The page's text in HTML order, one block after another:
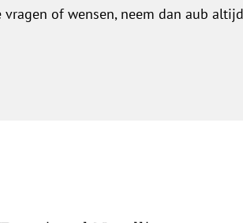
of wensen, neem dan aub